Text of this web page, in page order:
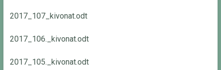
2017_107_kivonat.odt
2017_106._kivonat.odt
2017_105._kivonat.odt